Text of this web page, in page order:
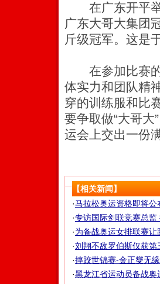
在广东开平举
广东大哥大集团
斤级冠军。这是
在参加比赛的
体实力和团队精
穿的训练服和比
要争取做“大哥
运会上交出一份
【相关新闻】
·马拉松奥运资格即将公
·专访国际剑联竞赛总监
·为备战奥运女排联赛让
·刘翔不敌罗伯斯仅获第
·摔跤世锦赛-金正燮无
·黑龙江省运动员备战奥